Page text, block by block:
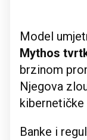
Model
Mythos
brzinom
Njegova
kibernetičke
Banke i